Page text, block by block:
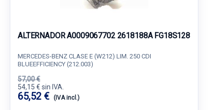
ALTERNADOR A0009067702 2618188A FG18S128
MERCEDES-BENZ CLASE E (W212) LIM. 250 CDI
BLUEEFFICIENCY (212.003)
57,00 €
54,15 € sin IVA.
65,52 € (IVA incl.)